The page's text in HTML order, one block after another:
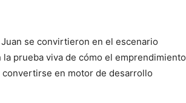
se convirtieron en el escenario
prueba viva de cómo el emprendimiento
en motor de desarrollo